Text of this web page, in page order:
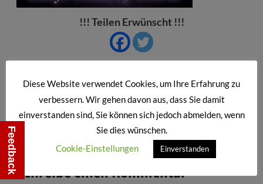
!!! Teilen Erwünscht !!!
Beitragsnavigation
Zurück:
Zabys Made by Secret
Schreibe einen Kommentar
Diese Website verwendet Cookies, um Ihre Erfahrung zu
verbessern. Wir gehen davon aus, dass Sie damit
einverstanden sind, Sie können sich jedoch abmelden, wenn
Sie dies wünschen.
Cookie-Einstellungen
Einverstanden
Feedback